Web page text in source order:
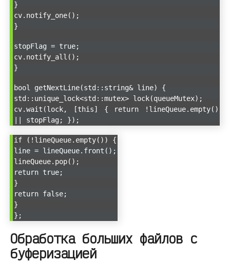
}
cv.notify_one();
}
stopFlag = true;
cv.notify_all();
}
bool getNextLine(std::string& line) {
std::unique_lock<std::mutex> lock(queueMutex);
cv.wait(lock, [this] { return !lineQueue.empty()
|| stopFlag; });
if (!lineQueue.empty()) {
line = lineQueue.front();
lineQueue.pop();
return true;
}
return false;
}
};
Обработка больших файлов с
буферизацией